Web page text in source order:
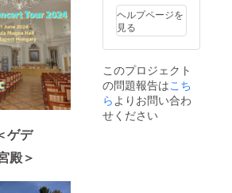
ゲデ
殿＞
ヘルプページを
見る
このプロジェクト
の問題報告はこち
らよりお問い合わ
せください